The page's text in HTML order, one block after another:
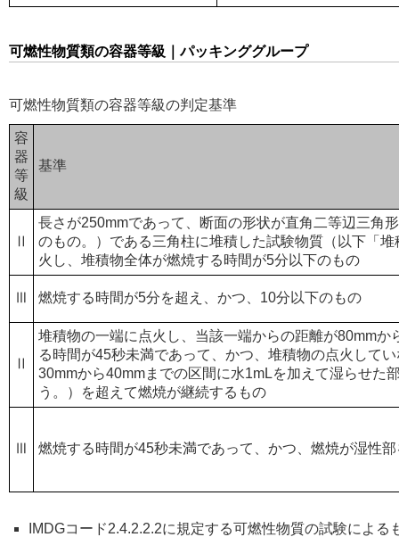
可燃性物質類の容器等級｜パッキンググループ
可燃性物質類の容器等級の判定基準
容
器
等
級
基準
Ⅱ
長さが250mmであって、断面の形状が直角二等辺三角
のもの。）である三角柱に堆積した試験物質（以下「
火し、堆積物全体が燃焼する時間が5分以下のもの
Ⅲ 燃焼する時間が5分を超え、かつ、10分以下のもの
Ⅱ
堆積物の一端に点火し、当該一端からの距離が80mmか
る時間が45秒未満であって、かつ、堆積物の点火して
30mmから40mmまでの区間に水1mLを加えて湿らせた
う。）を超えて燃焼が継続するもの
Ⅲ 燃焼する時間が45秒未満であって、かつ、燃焼が湿性
IMDGコード2.4.2.2.2に規定する可燃性物質の試験による